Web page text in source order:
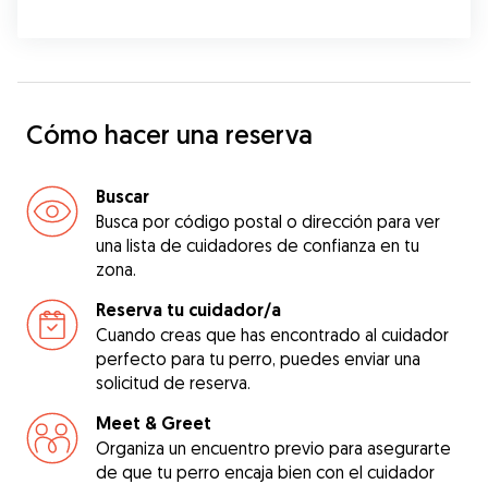
Cómo hacer una reserva
Buscar
Busca por código postal o dirección para ver
una lista de cuidadores de confianza en tu
zona.
Reserva tu cuidador/a
Cuando creas que has encontrado al cuidador
perfecto para tu perro, puedes enviar una
solicitud de reserva.
Meet & Greet
Organiza un encuentro previo para asegurarte
de que tu perro encaja bien con el cuidador